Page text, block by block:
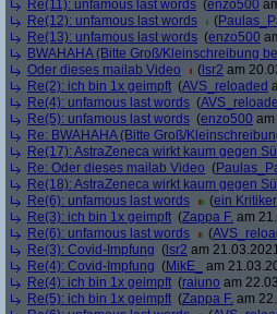
Re(11): unfamous last words (enzo500
Re(12): unfamous last words
(
Re(13): unfamous last words (enzo500
BWAHAHA (Bitte Groß/Kleinschreibung
Oder dieses mailab Video
( lsr2 am
Re(2): ich bin 1x geimpft (AVS_reloaded
Re(4): unfamous last words (
Re(5): unfamous last words (enzo500
Re: BWAHAHA (Bitte Groß/
Re(17): AstraZeneca wirkt kaum gegen
Re: Oder dieses mailab Video (
Re(18): AstraZeneca wirkt kaum gegen
Re(6): unfamous last words
(ein Kritiker
Re(3): ich bin 1x geimpft (Zappa F. am
Re(6): unfamous last words
(
Re(3): Covid-Impfung ( lsr2 am
Re(4): Covid-Impfung (MikE_
am
Re(4): ich bin 1x geimpft (raiuno am
Re(5): ich bin 1x geimpft (Zappa F. am